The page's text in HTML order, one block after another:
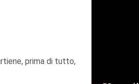
prima di tutto,